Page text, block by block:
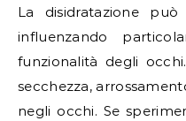
La disidratazione
influenzando
funzionalità degli
secchezza,
negli occhi. Se